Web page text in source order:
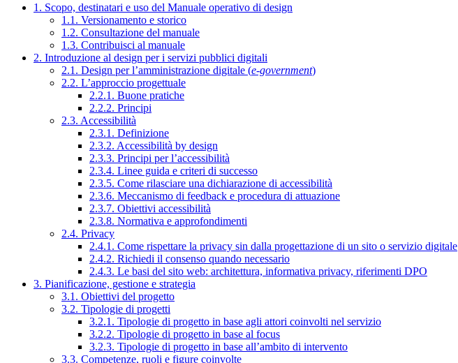
1. Scopo, destinatari e uso del Manuale operativo di design
1.1. Versionamento e storico
1.2. Consultazione del manuale
1.3. Contribuisci al manuale
2. Introduzione al design per i servizi pubblici digitali
2.1. Design per l’amministrazione digitale (e-government)
2.2. L’approccio progettuale
2.2.1. Buone pratiche
2.2.2. Principi
2.3. Accessibilità
2.3.1. Definizione
2.3.2. Accessibilità by design
2.3.3. Principi per l’accessibilità
2.3.4. Linee guida e criteri di successo
2.3.5. Come rilasciare una dichiarazione di accessibilità
2.3.6. Meccanismo di feedback e procedura di attuazione
2.3.7. Obiettivi accessibilità
2.3.8. Normativa e approfondimenti
2.4. Privacy
2.4.1. Come rispettare la privacy sin dalla progettazione di un sito o servizio digitale
2.4.2. Richiedi il consenso quando necessario
2.4.3. Le basi del sito web: architettura, informativa privacy, riferimenti DPO
3. Pianificazione, gestione e strategia
3.1. Obiettivi del progetto
3.2. Tipologie di progetti
3.2.1. Tipologie di progetto in base agli attori coinvolti nel servizio
3.2.2. Tipologie di progetto in base al focus
3.2.3. Tipologie di progetto in base all’ambito di intervento
3.3. Competenze, ruoli e figure coinvolte